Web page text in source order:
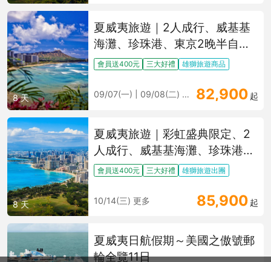
8 天
夏威夷旅遊｜2人成行、威基基
海灘、珍珠港、東京2晚半自由
行8日
會員送400元 三大好禮 雄獅旅遊商品
09/07(一) | 09/08(二) 更多 82,900 起
8 天
夏威夷旅遊｜彩虹盛典限定、2
人成行、威基基海灘、珍珠港、
檀香山之星晚宴、東京轉機半自
會員送400元 三大好禮 雄獅旅遊出團
10/14(三) 更多 85,900 起
夏威夷日航假期～美國之傲號郵
輪全覽11日